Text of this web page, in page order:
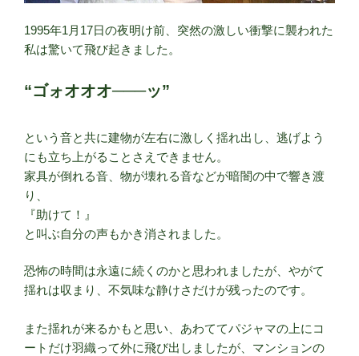
1995年1月17日の夜明け前、突然の激しい衝撃に襲われた
私は驚いて飛び起きました。
“ゴォオオオ───ッ”
という音と共に建物が左右に激しく揺れ出し、逃げよう
にも立ち上がることさえできません。
家具が倒れる音、物が壊れる音などが暗闇の中で響き渡
り、
『助けて！』
と叫ぶ自分の声もかき消されました。
恐怖の時間は永遠に続くのかと思われましたが、やがて
揺れは収まり、不気味な静けさだけが残ったのです。
また揺れが来るかもと思い、あわててパジャマの上にコ
ートだけ羽織って外に飛び出しましたが、マンションの